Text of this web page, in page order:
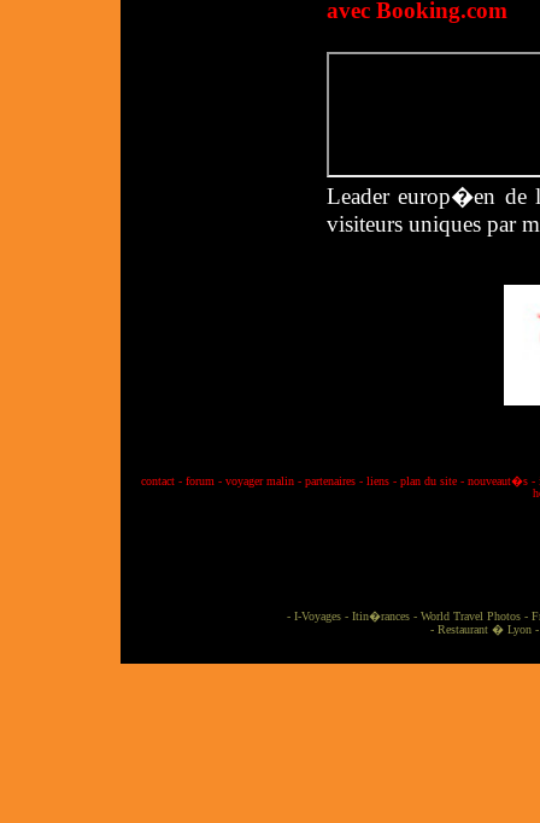
avec Booking.com
Leader europ�en
visiteurs uniques par
contact- forum - voyager malin- partenaires- liens- plan du site- nouveaut�s-
- I-Voyages- Itin�rances- World Travel Photos-
- Restaurant � Lyon